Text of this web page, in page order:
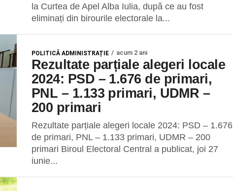
la Curtea de Apel Alba Iulia, după ce au fost
eliminați din birourile electorale la...
POLITICĂ ADMINISTRAȚIE acum 2 ani
Rezultate parțiale alegeri locale
2024: PSD – 1.676 de primari,
PNL – 1.133 primari, UDMR –
200 primari
Rezultate parțiale alegeri locale 2024: PSD – 1.676
de primari, PNL – 1.133 primari, UDMR – 200
primari Biroul Electoral Central a publicat, joi 27
iunie...